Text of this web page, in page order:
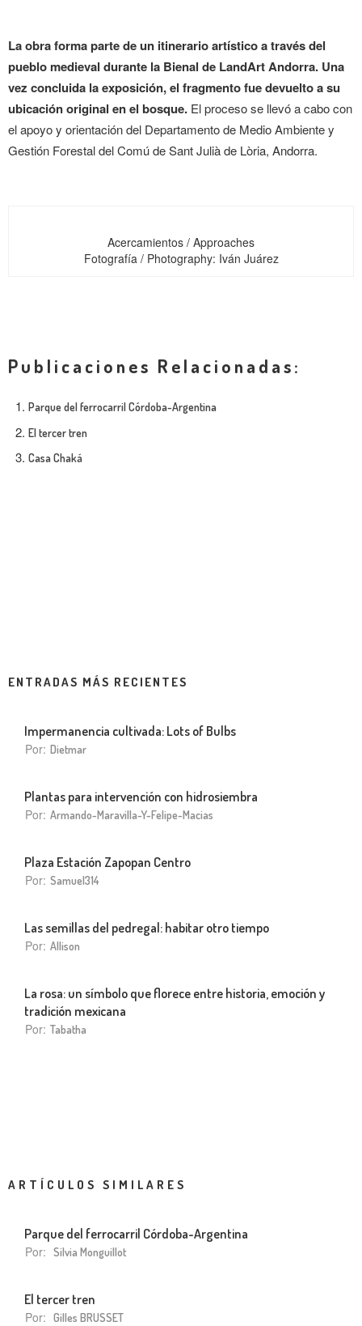
La obra forma parte de un itinerario artístico a través del
pueblo medieval durante la Bienal de LandArt Andorra. Una
vez concluida la exposición, el fragmento fue devuelto a su
ubicación original en el bosque. El proceso se llevó a cabo con
el apoyo y orientación del Departamento de Medio Ambiente y
Gestión Forestal del Comú de Sant Julià de Lòria, Andorra.
Acercamientos / Approaches
Fotografía / Photography: Iván Juárez
Publicaciones Relacionadas:
Parque del ferrocarril Córdoba-Argentina
El tercer tren
Casa Chaká
ENTRADAS MÁS RECIENTES
Impermanencia cultivada: Lots of Bulbs
Por: Dietmar
Plantas para intervención con hidrosiembra
Por: Armando-Maravilla-Y-Felipe-Macias
Plaza Estación Zapopan Centro
Por: Samuel314
Las semillas del pedregal: habitar otro tiempo
Por: Allison
La rosa: un símbolo que florece entre historia, emoción y
tradición mexicana
Por: Tabatha
ARTÍCULOS SIMILARES
Parque del ferrocarril Córdoba-Argentina
Por: Silvia Monguillot
El tercer tren
Por: Gilles BRUSSET